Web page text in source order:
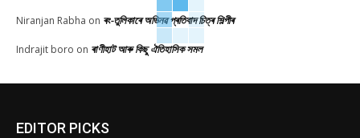
Niranjan Rabha on ৰং-তুলিকাৰে অভিনৱ প্ৰতিবাদ চিত্ৰ শিল্পীৰ
Indrajit boro on ৰাণীহাট আৰু কিছু ঐতিহাসিক সমল
EDITOR PICKS